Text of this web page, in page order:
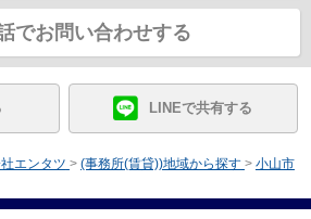
でお問い合わせする
LINEで共有する
エンタツ > (事務所(賃貸))地域から探す > 小山市